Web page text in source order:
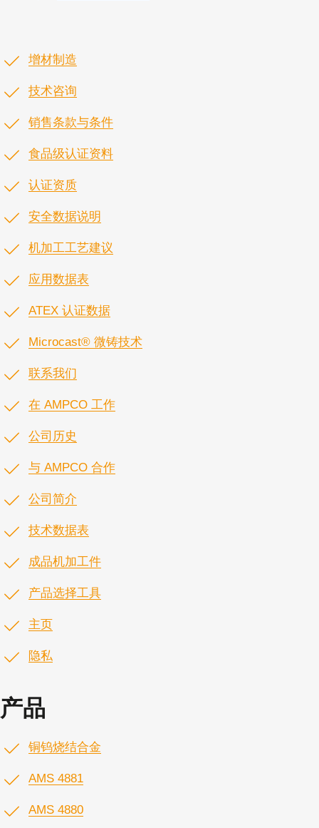
增材制造
技术咨询
销售条款与条件
食品级认证资料
认证资质
安全数据说明
机加工工艺建议
应用数据表
ATEX 认证数据
Microcast® 微铸技术
联系我们
在 AMPCO 工作
公司历史
与 AMPCO 合作
公司简介
技术数据表
成品机加工件
产品选择工具
主页
隐私
产品
铜钨烧结合金
AMS 4881
AMS 4880